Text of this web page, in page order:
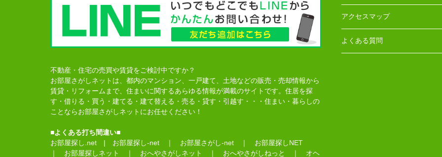
不動産・住宅の売買や賃貸をご検討中ですか？
お部屋さがしネットは、都内のマンション、一戸建て、土地などの販売・売却情報から
賃貸・リフォームまで、住まいに関するあらゆる情報が満載のサイトです。住居を探
す・借りる・買う・建てる・建て替える・売る・貸す・引越す・・・住まい・暮らしの
ことならお部屋さがしネットにお任せください！
■よくある打ち間違い■
お部屋探し.net | お部屋探し-net ｜ お部屋さがし-net ｜ お部屋探しNET
｜ お部屋探しネット ｜ おへやさがしネット ｜ おへやさがしねっと ｜ オヘ
アクセスマップ
よくある質問